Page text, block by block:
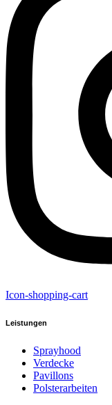
Icon-shopping-cart
Leistungen
Sprayhood
Verdecke
Pavillons
Polsterarbeiten